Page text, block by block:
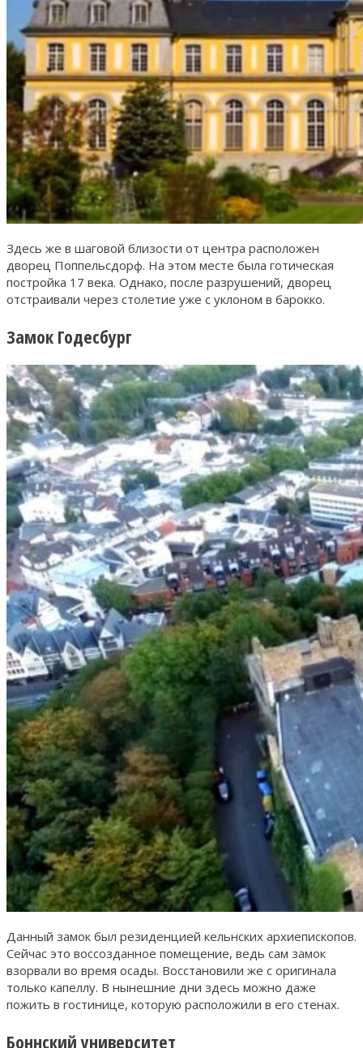
Здесь же в шаговой близости от центра расположен
дворец Поппельсдорф. На этом месте была готическая
постройка 17 века. Однако, после разрушений, дворец
отстраивали через столетие уже с уклоном в барокко.
Замок Годесбург
Данный замок был резиденцией кельнских архиепископов.
Сейчас это воссозданное помещение, ведь сам замок
взорвали во время осады. Восстановили же с оригинала
только капеллу. В нынешние дни здесь можно даже
пожить в гостинице, которую расположили в его стенах.
Боннский университет